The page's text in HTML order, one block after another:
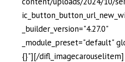
_builder_version="4.27.0"
_module_preset="default"
{}"][/difl_imagecarouselitem]